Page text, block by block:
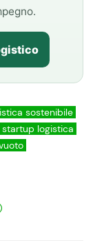
sostenibile
startup logistica